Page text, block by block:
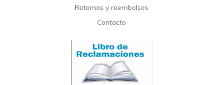
Retornos y reembolsos
Contacto